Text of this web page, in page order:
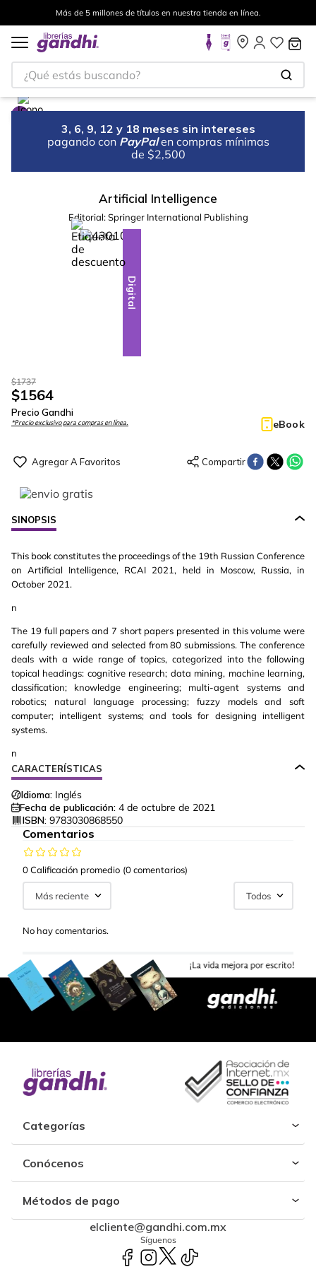
Más de 5 millones de títulos en nuestra tienda en línea.
¿Qué estás buscando?
3, 6, 9, 12 y 18 meses sin intereses
pagando con PayPal en compras mínimas
de $2,500
Artificial Intelligence
Editorial: Springer International Publishing
-10%
Digital
$1737
$1564
Precio Gandhi
*Precio exclusivo para compras en línea. eBook
SINOPSIS
This book constitutes the proceedings of the 19th Russian Conference
on Artificial Intelligence, RCAI 2021, held in Moscow, Russia, in
October 2021.
n
The 19 full papers and 7 short papers presented in this volume were
carefully reviewed and selected from 80 submissions. The conference
deals with a wide range of topics, categorized into the following
topical headings: cognitive research; data mining, machine learning,
classification; knowledge engineering; multi-agent systems and
robotics; natural language processing; fuzzy models and soft
computer; intelligent systems; and tools for designing intelligent
systems.
n
CARACTERÍSTICAS
Idioma: Inglés
Fecha de publicación: 4 de octubre de 2021
ISBN: 9783030868550
Comentarios
0 Calificación promedio (0 comentarios)
Más reciente Todos
No hay comentarios.
Categorías
Conócenos
Métodos de pago
elcliente@gandhi.com.mx
Síguenos